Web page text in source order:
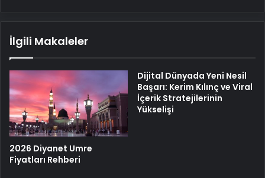
İlgili Makaleler
2026 Diyanet Umre
Fiyatları Rehberi
Dijital Dünyada Yeni Nesil
Başarı: Kerim Kılınç ve Viral
İçerik Stratejilerinin
Yükselişi